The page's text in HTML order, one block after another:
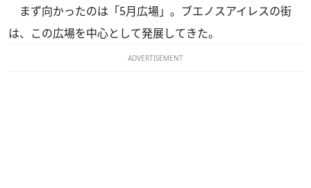
まず向かったのは「5月広場」。ブエノスアイレスの街
は、この広場を中心として発展してきた。
ADVERTISEMENT